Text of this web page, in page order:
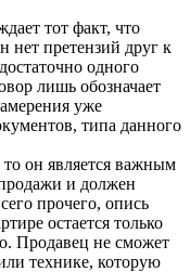
тот факт, что
нет претензий друг к
одного
лишь обозначает
уже
типа данного
то он является важным
и должен
прочего, опись
остается только
Продавец не сможет
технике, которую